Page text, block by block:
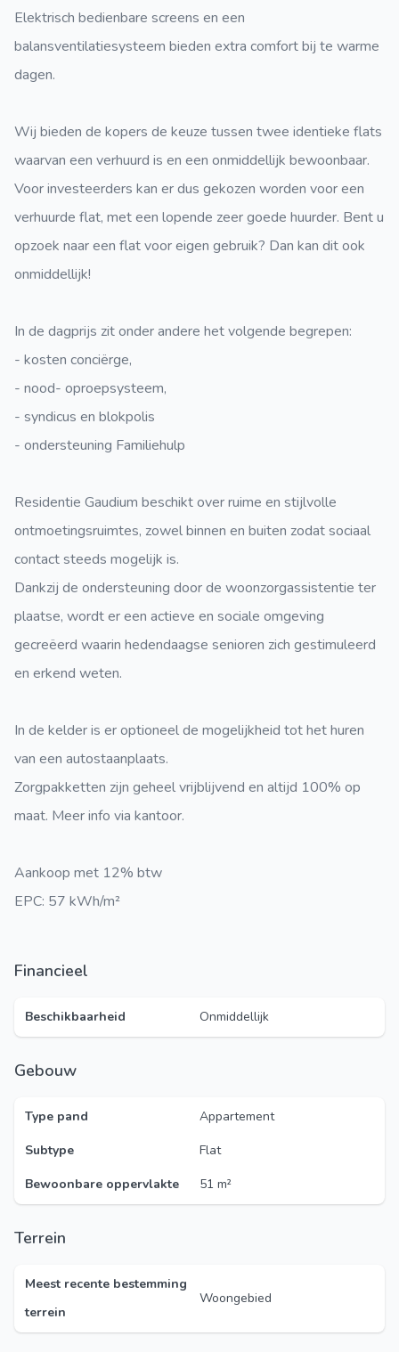
Elektrisch bedienbare screens en een
balansventilatiesysteem bieden extra comfort bij te warme
dagen.
Wij bieden de kopers de keuze tussen twee identieke flats
waarvan een verhuurd is en een onmiddellijk bewoonbaar.
Voor investeerders kan er dus gekozen worden voor een
verhuurde flat, met een lopende zeer goede huurder. Bent u
opzoek naar een flat voor eigen gebruik? Dan kan dit ook
onmiddellijk!
In de dagprijs zit onder andere het volgende begrepen:
- kosten conciërge,
- nood- oproepsysteem,
- syndicus en blokpolis
- ondersteuning Familiehulp
Residentie Gaudium beschikt over ruime en stijlvolle
ontmoetingsruimtes, zowel binnen en buiten zodat sociaal
contact steeds mogelijk is.
Dankzij de ondersteuning door de woonzorgassistentie ter
plaatse, wordt er een actieve en sociale omgeving
gecreëerd waarin hedendaagse senioren zich gestimuleerd
en erkend weten.
In de kelder is er optioneel de mogelijkheid tot het huren
van een autostaanplaats.
Zorgpakketten zijn geheel vrijblijvend en altijd 100% op
maat. Meer info via kantoor.
Aankoop met 12% btw
EPC: 57 kWh/m²
Financieel
Beschikbaarheid Onmiddellijk
Gebouw
Type pand
Appartement
Subtype
Flat
Bewoonbare oppervlakte
51 m²
Terrein
Meest recente bestemming
terrein
Woongebied